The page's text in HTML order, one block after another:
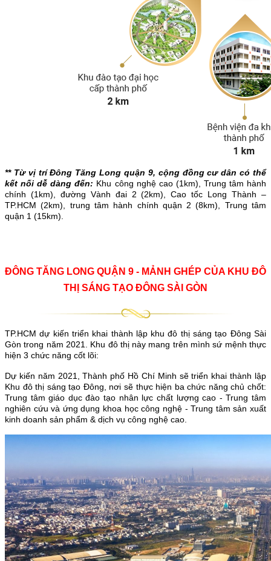
** Từ vị trí Đông Tăng Long quận 9, cộng đồng cư dân có thể
kết nối dễ dàng đến: Khu công nghệ cao (1km), Trung tâm hành
chính (1km), đường Vành đai 2 (2km), Cao tốc Long Thành –
TP.HCM (2km), trung tâm hành chính quận 2 (8km), Trung tâm
quận 1 (15km).
ĐÔNG TĂNG LONG QUẬN 9 - MẢNH GHÉP CỦA KHU ĐÔ
THỊ SÁNG TẠO ĐÔNG SÀI GÒN
TP.HCM dự kiến triển khai thành lập khu đô thị sáng tạo Đông Sài
Gòn trong năm 2021. Khu đô thị này mang trên mình sứ mệnh thực
hiện 3 chức năng cốt lõi:
Dự kiến năm 2021, Thành phố Hồ Chí Minh sẽ triển khai thành lập
Khu đô thị sáng tạo Đông, nơi sẽ thực hiện ba chức năng chủ chốt:
Trung tâm giáo dục đào tạo nhân lực chất lượng cao - Trung tâm
nghiên cứu và ứng dụng khoa học công nghệ - Trung tâm sản xuất
kinh doanh sản phẩm & dịch vụ công nghệ cao.